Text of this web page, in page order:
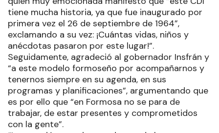
tiene mucha historia, ya que fue inaugurado por
primera vez el 26 de septiembre de 1964”,
exclamando a su vez: ¡Cuántas vidas, niños y
anécdotas pasaron por este lugar!”.
Seguidamente, agradeció al gobernador Insfrán y
“a este modelo formoseño por acompañarnos y
tenernos siempre en su agenda, en sus
programas y planificaciones”, argumentando que
es por ello que “en Formosa no se para de
trabajar, de estar presentes y comprometidos
con la gente”.